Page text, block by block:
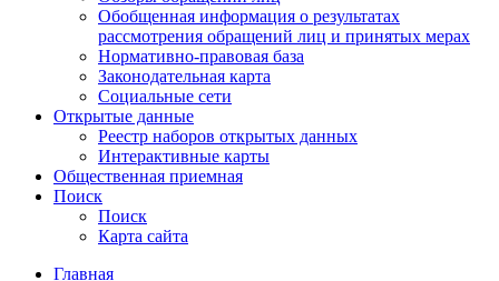
Обобщенная информация о результатах
рассмотрения обращений лиц и принятых мерах
Нормативно-правовая база
Законодательная карта
Социальные сети
Открытые данные
Реестр наборов открытых данных
Интерактивные карты
Общественная приемная
Поиск
Поиск
Карта сайта
Главная